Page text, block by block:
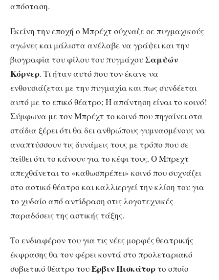
απόσταση.
Εκείνη την εποχή ο Μπρέχτ σύχναζε σε πυγμαχικούς
αγώνες και μάλιστα ανέλαβε να γράψει και την
βιογραφία του φίλου του πυγμάχουΣαμψών
Κόρνερ. Τι ήταν αυτό που τον έκανε να
ενθουσιάζεται με την πυγμαχία και πως συνδέεται
αυτό με το επικό θέατρο; Η απάντηση είναι το κοινό!
Σύμφωνα με τον Μπρέχτ το κοινό που πηγαίνει στα
στάδια ξέρει ότι θα δει ανθρώπους γυμνασμένους να
αναπτύσσουν τις δυνάμεις τους με τρόπο που σε
πείθει ότι το κάνουν για το κέφι τους. Ο Μπρεχτ
απεχθάνεται το «καθωσπρέπει» κοινό που συχνάζει
στο αστικό θέατρο και καλλιεργεί την κλίση του για
το χυδαίο από αντίδραση στις λογοτεχνικές
παραδόσεις της αστικής τάξης.
Το ενδιαφέρον του για τις νέες μορφές θεατρικής
έκφρασης θα τον φέρει κοντά στο προλεταριακό
σοβιετικό θέατρο τουΈρβιν Πισκάτορτο οποίο